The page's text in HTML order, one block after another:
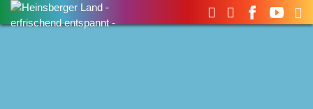
Suchen
nach: